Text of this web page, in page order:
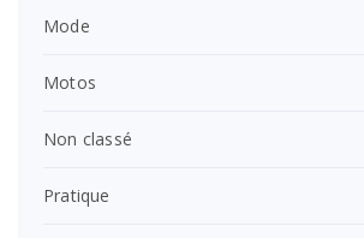
Mode
Motos
Non classé
Pratique